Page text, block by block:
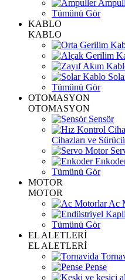
Tümünü Gör
KABLO
KABLO
Tümünü Gör
OTOMASYON
OTOMASYON
Sensör
Cihazları ve
Tümünü Gör
MOTOR
MOTOR
Ac
Tümünü Gör
EL ALETLERİ
EL ALETLERİ
Pense